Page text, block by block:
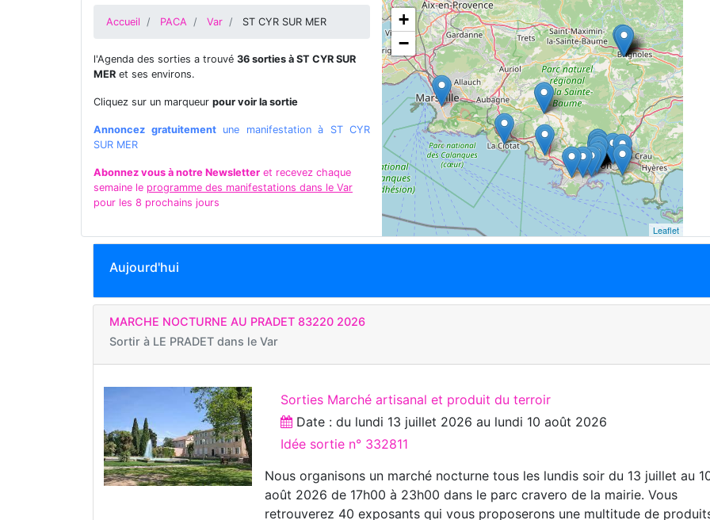
Accueil PACA Var ST CYR SUR MER
l'Agenda des sorties a trouvé 36 sorties à ST CYR SUR
MER et ses environs.
Cliquez sur un marqueur pour voir la sortie
Annoncez gratuitementune manifestation à ST CYR
SUR MER
Abonnez vous à notre Newsletter et recevez chaque
semaine le programme des manifestations dans le Var
pour les 8 prochains jours
+
−
Leaflet
Aujourd'hui
MARCHE NOCTURNE AU PRADET 83220 2026
Sortir à LE PRADET dans le Var
Sorties Marché artisanal et produit du terroir
Date : du lundi 13 juillet 2026 au lundi 10 août 2026
Idée sortie n° 332811
Nous organisons un marché nocturne tous les lundis soir du 13 juillet au
août 2026 de 17h00 à 23h00 dans le parc cravero de la mairie. Vous
retrouverez 40 exposants qui vous proposerons une multitude de